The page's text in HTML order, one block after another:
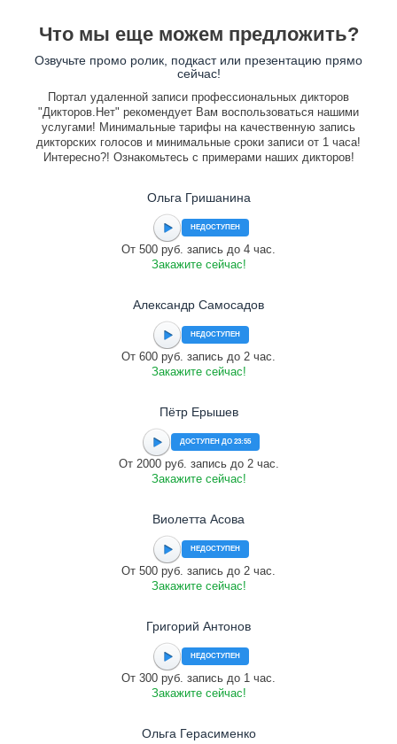
Что мы еще можем предложить?
Озвучьте промо ролик, подкаст или презентацию прямо
сейчас!
Портал удаленной записи профессиональных дикторов
"Дикторов.Нет" рекомендует Вам воспользоваться нашими
услугами! Минимальные тарифы на качественную запись
дикторских голосов и минимальные сроки записи от 1 часа!
Интересно?! Ознакомьтесь с примерами наших дикторов!
Ольга Гришанина
НЕДОСТУПЕН
От 500 руб. запись до 4 час.
Закажите сейчас!
Александр Самосадов
НЕДОСТУПЕН
От 600 руб. запись до 2 час.
Закажите сейчас!
Пётр Ерышев
ДОСТУПЕН ДО 23:55
От 2000 руб. запись до 2 час.
Закажите сейчас!
Виолетта Асова
НЕДОСТУПЕН
От 500 руб. запись до 2 час.
Закажите сейчас!
Григорий Антонов
НЕДОСТУПЕН
От 300 руб. запись до 1 час.
Закажите сейчас!
Ольга Герасименко